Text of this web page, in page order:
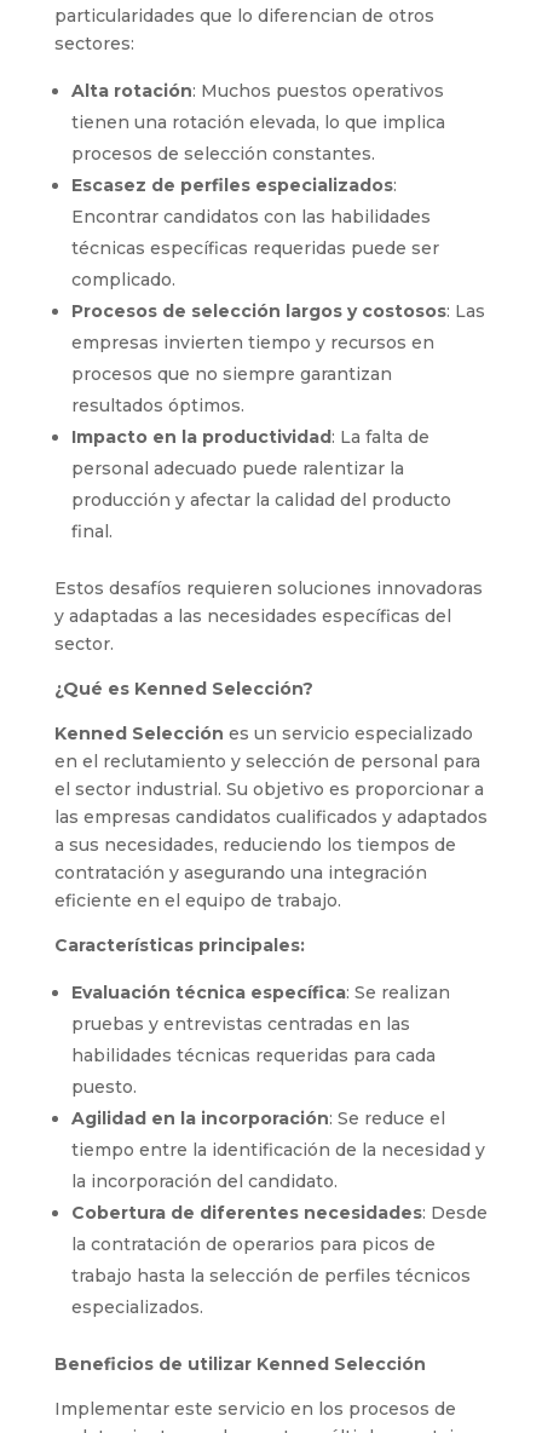
particularidades que lo diferencian de otros
sectores:
Alta rotación: Muchos puestos operativos
tienen una rotación elevada, lo que implica
procesos de selección constantes.
Escasez de perfiles especializados:
Encontrar candidatos con las habilidades
técnicas específicas requeridas puede ser
complicado.
Procesos de selección largos y costosos: Las
empresas invierten tiempo y recursos en
procesos que no siempre garantizan
resultados óptimos.
Impacto en la productividad: La falta de
personal adecuado puede ralentizar la
producción y afectar la calidad del producto
final.
Estos desafíos requieren soluciones innovadoras
y adaptadas a las necesidades específicas del
sector.
¿Qué es Kenned Selección?
Kenned Selección es un servicio especializado
en el reclutamiento y selección de personal para
el sector industrial. Su objetivo es proporcionar a
las empresas candidatos cualificados y adaptados
a sus necesidades, reduciendo los tiempos de
contratación y asegurando una integración
eficiente en el equipo de trabajo.
Características principales:
Evaluación técnica específica: Se realizan
pruebas y entrevistas centradas en las
habilidades técnicas requeridas para cada
puesto.
Agilidad en la incorporación: Se reduce el
tiempo entre la identificación de la necesidad y
la incorporación del candidato.
Cobertura de diferentes necesidades: Desde
la contratación de operarios para picos de
trabajo hasta la selección de perfiles técnicos
especializados.
Beneficios de utilizar Kenned Selección
Implementar este servicio en los procesos de